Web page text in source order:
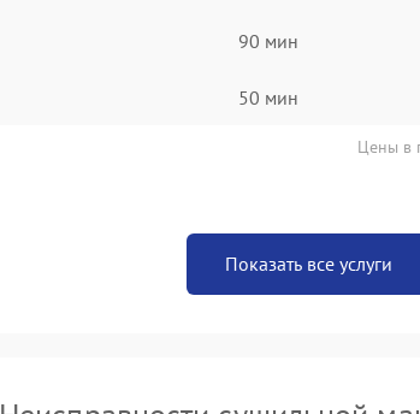
90 мин
50 мин
Цены в
Показать все услуги